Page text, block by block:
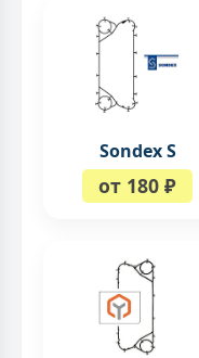
Sondex S
от 180 ₽